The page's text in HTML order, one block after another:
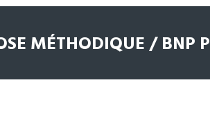
MÉTHODIQUE / BNP